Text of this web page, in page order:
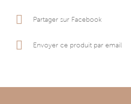
pegboard
Généreuse
Partager sur Facebook
Envoyer ce produit par email